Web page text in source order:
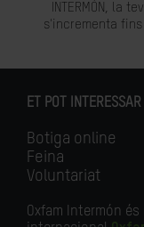
INTERMÓN, la
s'incrementa fins
ET POT INTERESSAR
Botiga online
Feina
Voluntariat
Oxfam Intermón